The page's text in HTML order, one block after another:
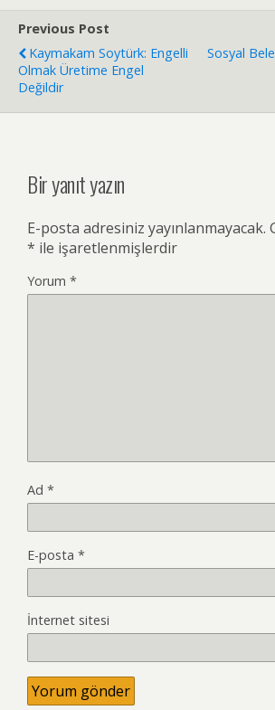
Previous Post
Kaymakam Soytürk: Engelli
Olmak Üretime Engel
Değildir
Sosyal
Bir yanıt yazın
E-posta adresiniz yayınlanmayacak.
* ile işaretlenmişlerdir
Yorum *
Ad *
E-posta *
İnternet sitesi